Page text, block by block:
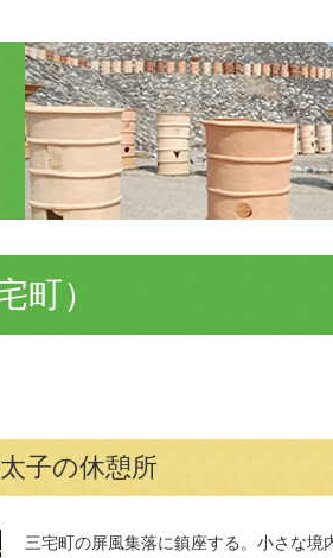
町）
子の休憩所
三宅町の屏風集落に鎮座する。小さな境